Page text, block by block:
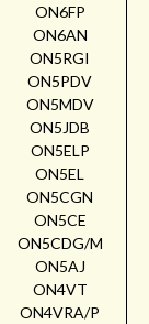
ON6FP
ON6AN
ON5RGI
ON5PDV
ON5MDV
ON5JDB
ON5ELP
ON5EL
ON5CGN
ON5CE
ON5CDG/M
ON5AJ
ON4VT
ON4VRA/P